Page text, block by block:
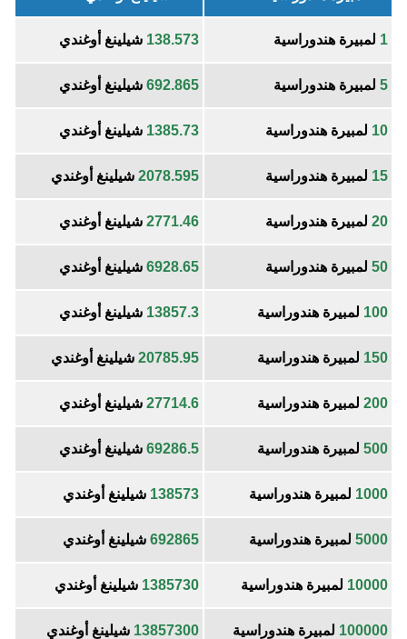
1 لمبيرة هندوراسية 138.573 شيلينغ أوغندي
5 لمبيرة هندوراسية 692.865 شيلينغ أوغندي
10 لمبيرة هندوراسية 1385.73 شيلينغ أوغندي
15 لمبيرة هندوراسية 2078.595 شيلينغ أوغندي
20 لمبيرة هندوراسية 2771.46 شيلينغ أوغندي
50 لمبيرة هندوراسية 6928.65 شيلينغ أوغندي
100 لمبيرة هندوراسية 13857.3 شيلينغ أوغندي
150 لمبيرة هندوراسية 20785.95 شيلينغ أوغندي
200 لمبيرة هندوراسية 27714.6 شيلينغ أوغندي
500 لمبيرة هندوراسية 69286.5 شيلينغ أوغندي
1000 لمبيرة هندوراسية 138573 شيلينغ أوغندي
5000 لمبيرة هندوراسية 692865 شيلينغ أوغندي
10000 لمبيرة هندوراسية 1385730 شيلينغ أوغندي
100000 لمبيرة هندوراسية 13857300 شيلينغ أوغندي